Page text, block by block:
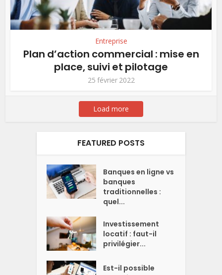
Entreprise
Plan d’action commercial : mise en
place, suivi et pilotage
25 février 2022
Load more
FEATURED POSTS
Banques en ligne vs
banques
traditionnelles :
quel...
Investissement
locatif : faut-il
privilégier...
Est-il possible